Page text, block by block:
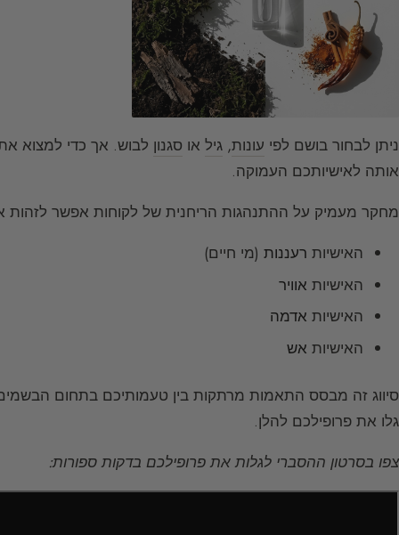
ניתן לבחור בושם לפי עונות, גיל או סגנון לבוש. אך כדי למצוא
אותה לאישיותכם העמוקה.
מחקר מעמיק על ההתנהגות הריחנית של לקוחות אפשר לזהות
האישיות רעננות (מי חיים)
האישיות אוויר
האישיות אדמה
האישיות אש
סיווג זה מבסס התאמות מרתקות בין טעמותיכם בתחום הבשמים
גלו את פרופילכם להלן.
צפו בסרטון ההסברי לגלות את פרופילכם בדקות ספורות: